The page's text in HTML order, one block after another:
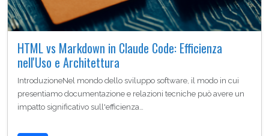
HTML vs Markdown in Claude Code: Efficienza
nell'Uso e Architettura
IntroduzioneNel mondo dello sviluppo software, il modo in cui
presentiamo documentazione e relazioni tecniche può avere un
impatto significativo sull'efficienza…